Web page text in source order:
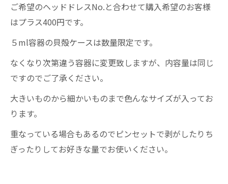
ご希望のヘッドドレスNo.と合わせて購入希望のお客様
はプラス400円です。
５ml容器の貝殻ケースは数量限定です。
なくなり次第違う容器に変更致しますが、内容量は同じ
ですのでご了承ください。
大きいものから細かいものまで色んなサイズが入ってお
ります。
重なっている場合もあるのでピンセットで剥がしたりち
ぎったりしてお好きな量でお使いください。